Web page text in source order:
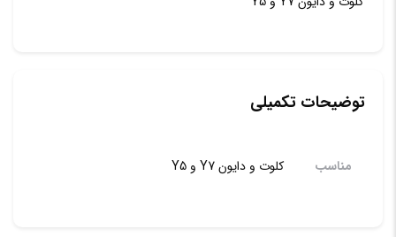
توضیحات تکمیلی
مناسب کلوت و دایون Y7 و Y5